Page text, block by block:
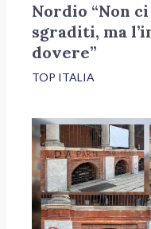
Nordio “Non
sgraditi, ma
dovere”
TOP ITALIA